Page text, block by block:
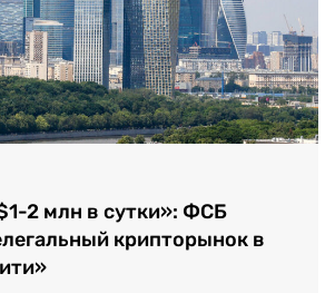
2 млн в сутки»: ФСБ
крипторынок в